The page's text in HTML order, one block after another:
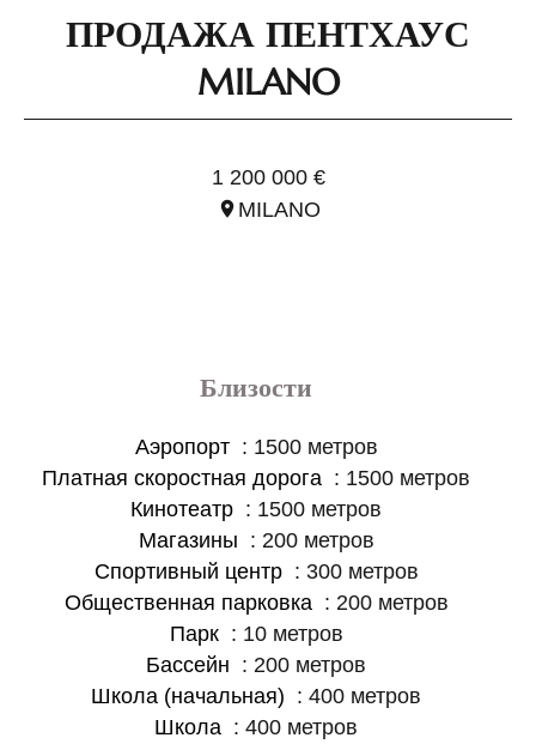
ПРОДАЖА ПЕНТХАУС
MILANO
1 200 000 €
MILANO
Близости
Аэропорт
1500 метров
Платная скоростная дорога
1500 метров
Кинотеатр
1500 метров
Магазины
200 метров
Спортивный центр
300 метров
Общественная парковка
200 метров
Парк
10 метров
Бассейн
200 метров
Школа (начальная)
400 метров
Школа
400 метров